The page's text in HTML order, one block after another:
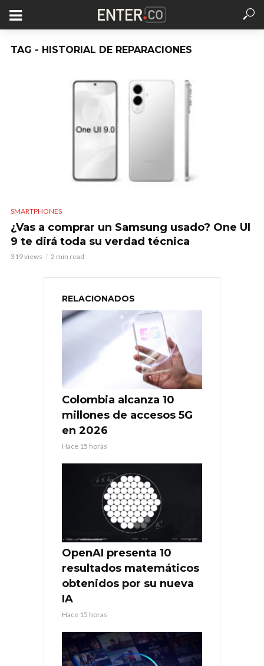
TAG - HISTORIAL DE REPARACIONES
SMARTPHONES
¿Vas a comprar un Samsung usado? One UI
9 te dirá toda su verdad técnica
319 views 2 min read
RELACIONADOS
Colombia alcanza 10
millones de accesos 5G
en 2026
Hace 15 horas
OpenAI presenta 10
resultados matemáticos
obtenidos por su nueva
IA
Hace 15 horas